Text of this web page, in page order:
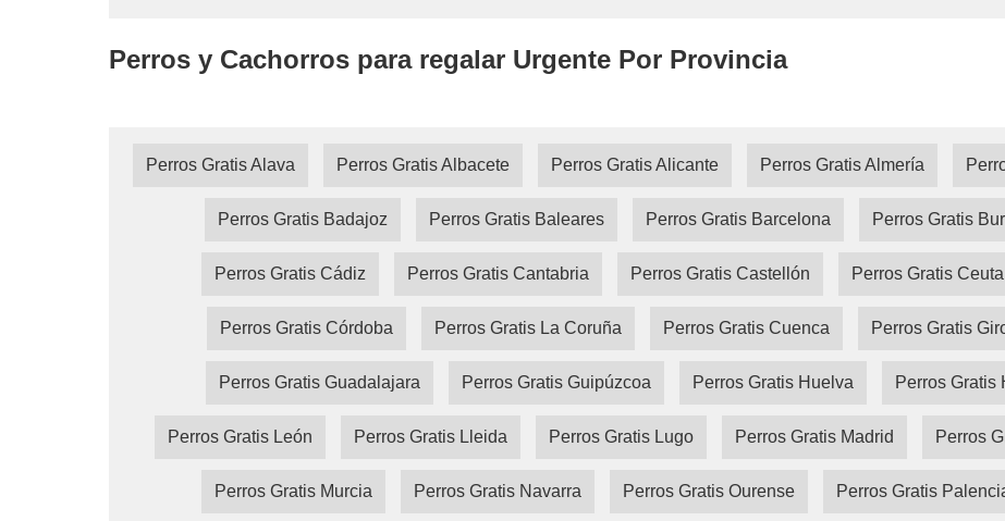
Perros y Cachorros para regalar Urgente Por Provincia
Perros Gratis Alava Perros Gratis Albacete Perros Gratis Alicante Perros Gratis Almería
Perros Gratis Badajoz Perros Gratis Baleares Perros Gratis Barcelona Perros Gratis
Perros Gratis Cádiz Perros Gratis Cantabria Perros Gratis Castellón Perros Gratis Ceuta
Perros Gratis Córdoba Perros Gratis La Coruña Perros Gratis Cuenca Perros Gratis
Perros Gratis Guadalajara Perros Gratis Guipúzcoa Perros Gratis Huelva Perros Gratis
Perros Gratis León Perros Gratis Lleida Perros Gratis Lugo Perros Gratis Madrid Perros
Perros Gratis Murcia Perros Gratis Navarra Perros Gratis Ourense Perros Gratis